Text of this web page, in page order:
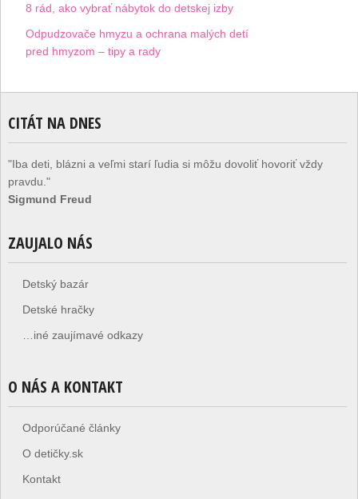
8 rád, ako vybrať nábytok do detskej izby
Odpudzovače hmyzu a ochrana malých detí
pred hmyzom – tipy a rady
CITÁT NA DNES
"Iba deti, blázni a veľmi starí ľudia si môžu dovoliť hovoriť vždy
pravdu."
Sigmund Freud
ZAUJALO NÁS
Detský bazár
Detské hračky
…iné zaujímavé odkazy
O NÁS A KONTAKT
Odporúčané články
O detičky.sk
Kontakt